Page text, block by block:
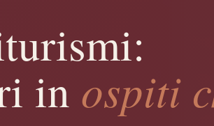
in ospiti